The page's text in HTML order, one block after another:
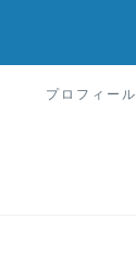
プロフィール